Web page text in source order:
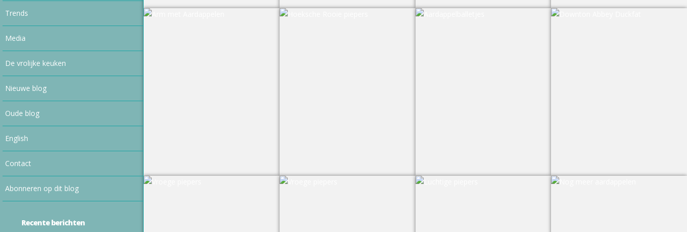
Trends
Media
De vrolijke keuken
Nieuwe blog
Oude blog
English
Contact
Abonneren op dit blog
Recente berichten